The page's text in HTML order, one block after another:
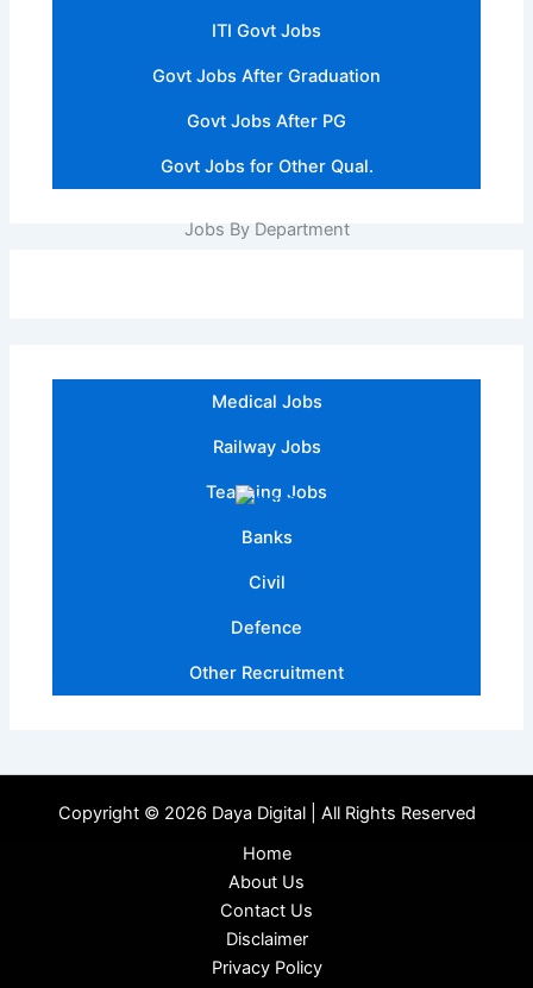
ITI Govt Jobs
Govt Jobs After Graduation
Govt Jobs After PG
Govt Jobs for Other Qual.
Jobs By Department
Medical Jobs
Railway Jobs
Teaching Jobs
Banks
Civil
Defence
Other Recruitment
Copyright © 2026 Daya Digital | All Rights Reserved
Home
About Us
Contact Us
Disclaimer
Privacy Policy